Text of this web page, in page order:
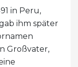
in Peru,
ihm später
Großvater,